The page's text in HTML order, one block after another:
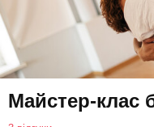
Майстер-клас